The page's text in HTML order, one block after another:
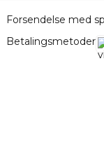
Forsendelse med
Betalingsmetoder